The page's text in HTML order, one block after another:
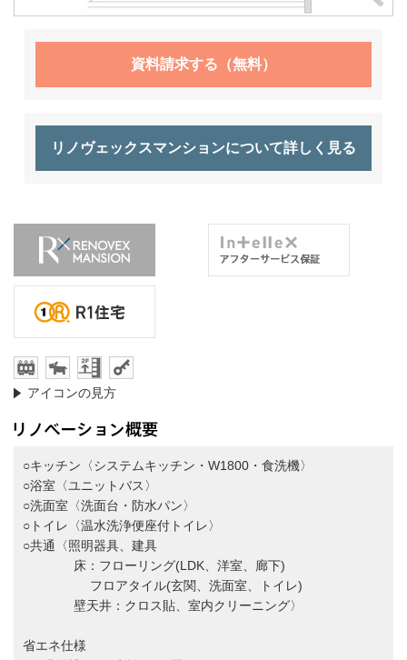
資料請求する（無料）
リノヴェックスマンションについて詳しく見る
アイコンの見方
○キッチン〈システムキッチン・W1800・食洗機〉
○浴室〈ユニットバス〉
○洗面室〈洗面台・防水パン〉
○トイレ〈温水洗浄便座付トイレ〉
○共通〈照明器具、建具
床：フローリング(LDK、洋室、廊下)
フロアタイル(玄関、洗面室、トイレ)
壁天井：クロス貼、室内クリーニング〉
省エネ仕様